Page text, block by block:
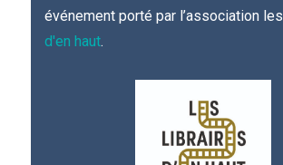
événement porté par l’association les
d'en haut.